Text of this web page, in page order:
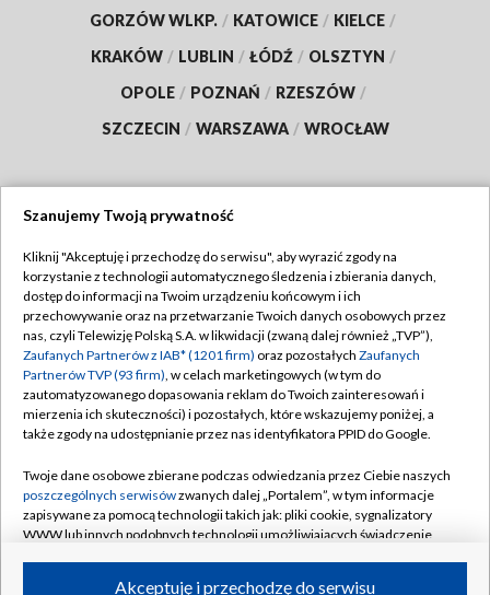
GORZÓW WLKP. / KATOWICE / KIELCE /
KRAKÓW / LUBLIN / ŁÓDŹ / OLSZTYN /
OPOLE / POZNAŃ / RZESZÓW /
SZCZECIN / WARSZAWA / WROCŁAW
TVP
Abonament TVP
Emisja w TVP
Centrum informacji TVP
Naziemna Telewizja Cyfrowa
Rada Programowa
System NOS
Informacje o nadawcy
Regulamin TVP
Polityka prywatności
Moje zgody
Pomoc
Kontakt
Kanały
Szanujemy Twoją prywatność
Kliknij "Akceptuję i przechodzę do serwisu", aby wyrazić zgody na
korzystanie z technologii automatycznego śledzenia i zbierania danych,
dostęp do informacji na Twoim urządzeniu końcowym i ich
przechowywanie oraz na przetwarzanie Twoich danych osobowych przez
nas, czyli Telewizję Polską S.A. w likwidacji (zwaną dalej również „TVP”),
Zaufanych Partnerów z IAB* (1201 firm) oraz pozostałych Zaufanych
Partnerów TVP (93 firm), w celach marketingowych (w tym do
zautomatyzowanego dopasowania reklam do Twoich zainteresowań i
mierzenia ich skuteczności) i pozostałych, które wskazujemy poniżej, a
także zgody na udostępnianie przez nas identyfikatora PPID do Google.
Twoje dane osobowe zbierane podczas odwiedzania przez Ciebie naszych
poszczególnych serwisówzwanych dalej „Portalem”, w tym informacje
zapisywane za pomocą technologii takich jak: pliki cookie, sygnalizatory
WWW lub innych podobnych technologii umożliwiających świadczenie
Akceptuję i przechodzę do serwisu